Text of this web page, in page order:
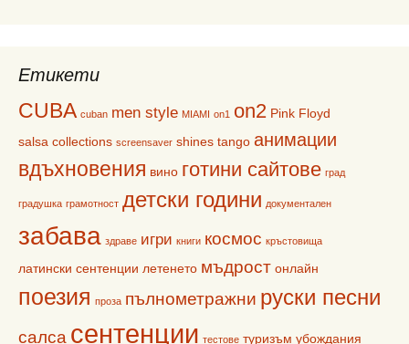
Етикети
CUBA cuban men style MIAMI on1 on2 Pink Floyd
salsa collections screensaver shines tango анимации
вдъхновения вино готини сайтове град
градушка грамотност детски години документален
забава здраве игри книги космос кръстовища
латински сентенции летенето мъдрост онлайн
поезия проза пълнометражни руски песни
салса сентенции тестове туризъм убождания